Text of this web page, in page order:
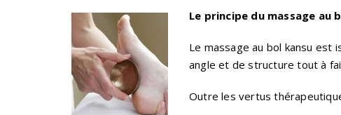
Le principe du massage au
Le massage au bol kansu est
angle et de structure tout à
Outre les vertus